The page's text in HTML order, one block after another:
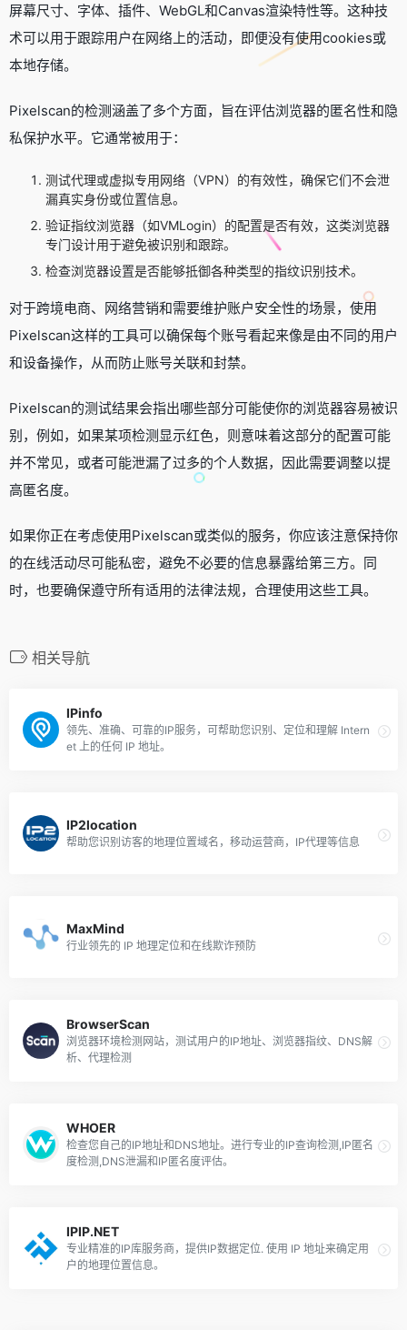
屏幕尺寸、字体、插件、WebGL和Canvas渲染特性等。这种技
术可以用于跟踪用户在网络上的活动，即便没有使用cookies或
本地存储。
Pixelscan的检测涵盖了多个方面，旨在评估浏览器的匿名性和隐
私保护水平。它通常被用于：
测试代理或虚拟专用网络（VPN）的有效性，确保它们不会泄
漏真实身份或位置信息。
验证指纹浏览器（如VMLogin）的配置是否有效，这类浏览器
专门设计用于避免被识别和跟踪。
检查浏览器设置是否能够抵御各种类型的指纹识别技术。
对于跨境电商、网络营销和需要维护账户安全性的场景，使用
Pixelscan这样的工具可以确保每个账号看起来像是由不同的用户
和设备操作，从而防止账号关联和封禁。
Pixelscan的测试结果会指出哪些部分可能使你的浏览器容易被识
别，例如，如果某项检测显示红色，则意味着这部分的配置可能
并不常见，或者可能泄漏了过多的个人数据，因此需要调整以提
高匿名度。
如果你正在考虑使用Pixelscan或类似的服务，你应该注意保持你
的在线活动尽可能私密，避免不必要的信息暴露给第三方。同
时，也要确保遵守所有适用的法律法规，合理使用这些工具。
相关导航
IPinfo
领先、准确、可靠的IP服务，可帮助您识别、定位和理解 Intern
et 上的任何 IP 地址。
IP2location
帮助您识别访客的地理位置域名，移动运营商，IP代理等信息
MaxMind
行业领先的 IP 地理定位和在线欺诈预防
BrowserScan
浏览器环境检测网站，测试用户的IP地址、浏览器指纹、DNS解
析、代理检测
WHOER
检查您自己的IP地址和DNS地址。进行专业的IP查询检测,IP匿名
度检测,DNS泄漏和IP匿名度评估。
IPIP.NET
专业精准的IP库服务商，提供IP数据定位. 使用 IP 地址来确定用
户的地理位置信息。